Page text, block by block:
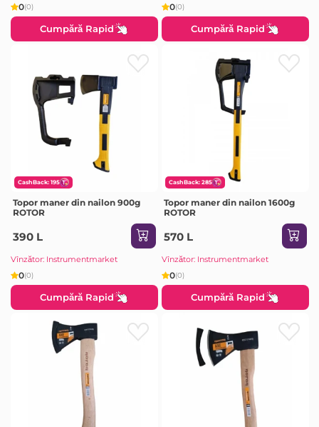
0(0)
Cumpără Rapid
0(0)
Cumpără Rapid
CashBack: 195
Topor maner din nailon 900g
ROTOR
390 L
Vînzător: Instrumentmarket
0(0)
Cumpără Rapid
CashBack: 285
Topor maner din nailon 1600g
ROTOR
570 L
Vînzător: Instrumentmarket
0(0)
Cumpără Rapid